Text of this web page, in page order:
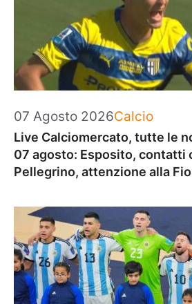
07 Agosto 2026Categorie
Calcio
Live Calciomercato, tutte le
07 agosto: Esposito, contatti
Pellegrino, attenzione alla